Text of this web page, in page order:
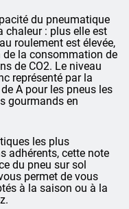
du pneumatique
chaleur : plus elle est
roulement est élevée,
la consommation de
de CO2. Le niveau
représenté par la
A pour les pneus les
gourmands en
les plus
adhérents, cette note
du pneu sur sol
permet de vous
à la saison ou à la